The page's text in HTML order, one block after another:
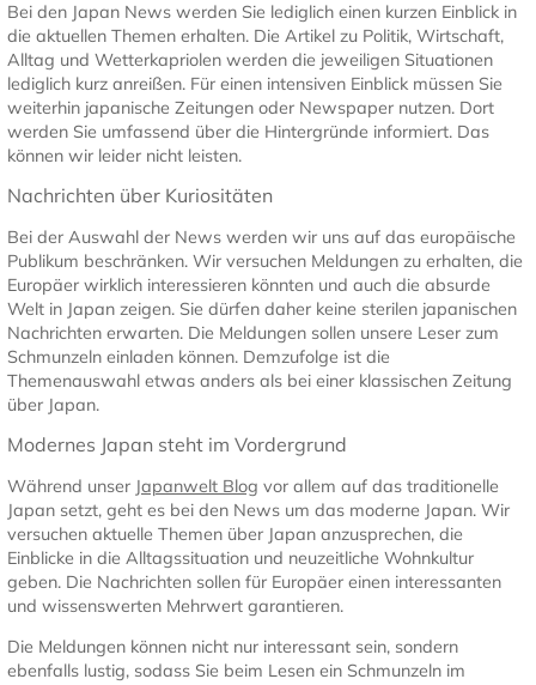
Bei den Japan News werden Sie lediglich einen kurzen Einblick in
die aktuellen Themen erhalten. Die Artikel zu Politik, Wirtschaft,
Alltag und Wetterkapriolen werden die jeweiligen Situationen
lediglich kurz anreißen. Für einen intensiven Einblick müssen Sie
weiterhin japanische Zeitungen oder Newspaper nutzen. Dort
werden Sie umfassend über die Hintergründe informiert. Das
können wir leider nicht leisten.
Nachrichten über Kuriositäten
Bei der Auswahl der News werden wir uns auf das europäische
Publikum beschränken. Wir versuchen Meldungen zu erhalten, die
Europäer wirklich interessieren könnten und auch die absurde
Welt in Japan zeigen. Sie dürfen daher keine sterilen japanischen
Nachrichten erwarten. Die Meldungen sollen unsere Leser zum
Schmunzeln einladen können. Demzufolge ist die
Themenauswahl etwas anders als bei einer klassischen Zeitung
über Japan.
Modernes Japan steht im Vordergrund
Während unser Japanwelt Blog vor allem auf das traditionelle
Japan setzt, geht es bei den News um das moderne Japan. Wir
versuchen aktuelle Themen über Japan anzusprechen, die
Einblicke in die Alltagssituation und neuzeitliche Wohnkultur
geben. Die Nachrichten sollen für Europäer einen interessanten
und wissenswerten Mehrwert garantieren.
Die Meldungen können nicht nur interessant sein, sondern
ebenfalls lustig, sodass Sie beim Lesen ein Schmunzeln im